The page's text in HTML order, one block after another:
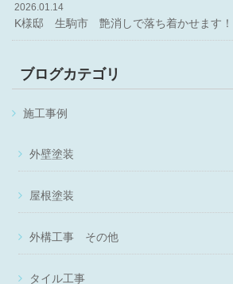
2026.01.14
K様邸 生駒市 艶消しで落ち着かせます！
ブログカテゴリ
施工事例
外壁塗装
屋根塗装
外構工事 その他
タイル工事